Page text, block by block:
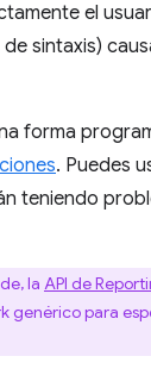
el
sintaxis)
forma
. Puedes
teniendo
la API de
genérico para